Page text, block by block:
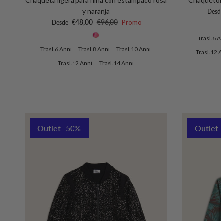
y naranja
Precio de venta
Desde €48,00 Precio normal
€96,00 Promo
Trasl.6 Anni Trasl.8 Anni
Trasl.10 Anni
Trasl.12 Anni
Trasl.14 Anni
Trasl.6
Trasl.12
Outlet -50% Outlet